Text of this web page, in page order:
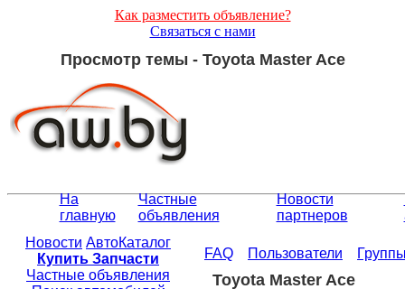
Как разместить объявление?
Связаться с нами
Просмотр темы - Toyota Master Ace
На
главную
Частные
объявления
Новости
партнеров
Новости АвтоКаталог
Купить Запчасти
Частные объявления
FAQ Пользователи
Toyota Master Ace